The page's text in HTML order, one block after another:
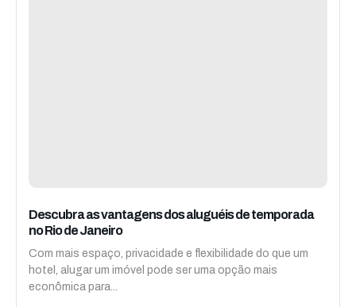
Descubra as vantagens dos aluguéis de temporada
no Rio de Janeiro
Com mais espaço, privacidade e flexibilidade do que um
hotel, alugar um imóvel pode ser uma opção mais
econômica para...